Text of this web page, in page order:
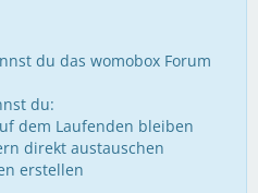
du das womobox Forum
du:
dem Laufenden bleiben
direkt austauschen
erstellen